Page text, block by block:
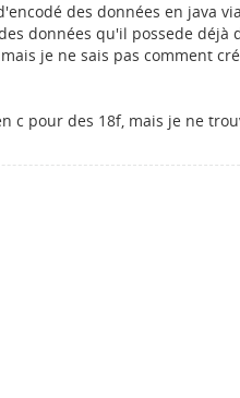
des données en java
données qu'il possede déjà
je ne sais pas comment
c pour des 18f, mais je ne